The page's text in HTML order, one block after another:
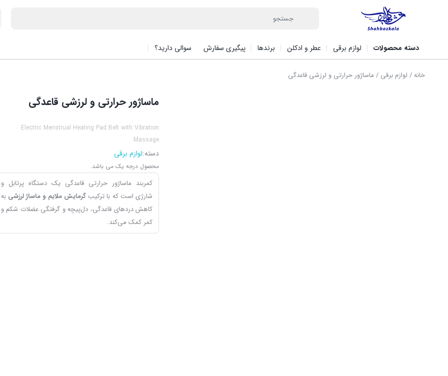
دسته محصولات لوازم برقی عطر و ادکلن برندها پیگیری سفارش سوالی دارید؟
خانه/ لوازم برقی / ماساژور حرارتی و لرزشی قاعدگی
ماساژور حرارتی و لرزشی قاعدگی
Electric Menstrual Heating Pad Belt with Vibration
Massage
دسته:لوازم برقی
محصول درجه یک می باشد.
کمربند ماساژور حرارتی قاعدگی یک دستگاه پرتابل و
شارژی است که با ترکیبگرمایش ملایم و ماساژ لرزشی به
کاهش دردهای قاعدگی، دل‌پیچه و گرفتگی عضلات شکم و
کمر کمک می‌کند.